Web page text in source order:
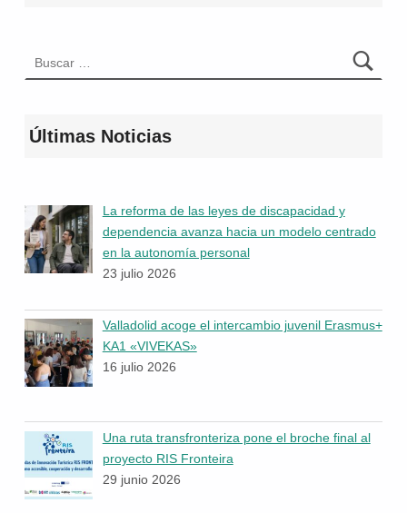
Últimas Noticias
La reforma de las leyes de discapacidad y
dependencia avanza hacia un modelo centrado
en la autonomía personal
23 julio 2026
Valladolid acoge el intercambio juvenil Erasmus+
KA1 «VIVEKAS»
16 julio 2026
Una ruta transfronteriza pone el broche final al
proyecto RIS Fronteira
29 junio 2026